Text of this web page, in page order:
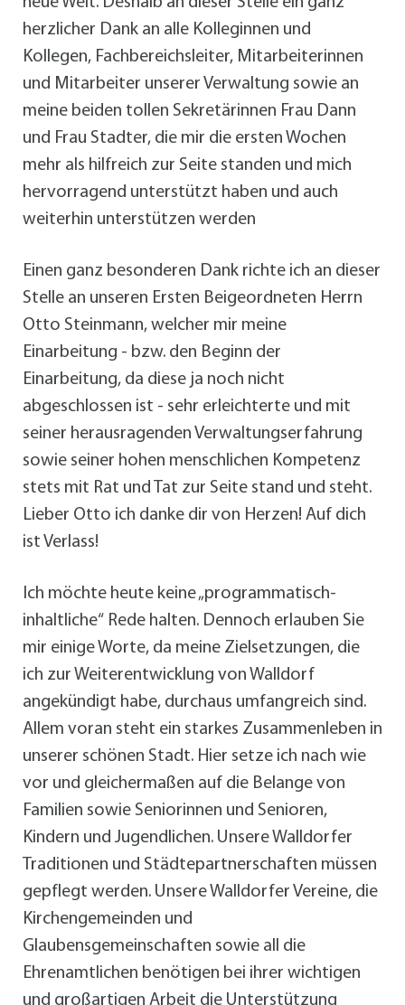
herzlicher Dank an alle Kolleginnen und
Kollegen, Fachbereichsleiter, Mitarbeiterinnen
und Mitarbeiter unserer Verwaltung sowie an
meine beiden tollen Sekretärinnen Frau Dann
und Frau Stadter, die mir die ersten Wochen
mehr als hilfreich zur Seite standen und mich
hervorragend unterstützt haben und auch
weiterhin unterstützen werden
Einen ganz besonderen Dank richte ich an dieser
Stelle an unseren Ersten Beigeordneten Herrn
Otto Steinmann, welcher mir meine
Einarbeitung - bzw. den Beginn der
Einarbeitung, da diese ja noch nicht
abgeschlossen ist - sehr erleichterte und mit
seiner herausragenden Verwaltungserfahrung
sowie seiner hohen menschlichen Kompetenz
stets mit Rat und Tat zur Seite stand und steht.
Lieber Otto ich danke dir von Herzen! Auf dich
ist Verlass!
Ich möchte heute keine „programmatisch-
inhaltliche“ Rede halten. Dennoch erlauben Sie
mir einige Worte, da meine Zielsetzungen, die
ich zur Weiterentwicklung von Walldorf
angekündigt habe, durchaus umfangreich sind.
Allem voran steht ein starkes Zusammenleben in
unserer schönen Stadt. Hier setze ich nach wie
vor und gleichermaßen auf die Belange von
Familien sowie Seniorinnen und Senioren,
Kindern und Jugendlichen. Unsere Walldorfer
Traditionen und Städtepartnerschaften müssen
gepflegt werden. Unsere Walldorfer Vereine, die
Kirchengemeinden und
Glaubensgemeinschaften sowie all die
Ehrenamtlichen benötigen bei ihrer wichtigen
und großartigen Arbeit die Unterstützung